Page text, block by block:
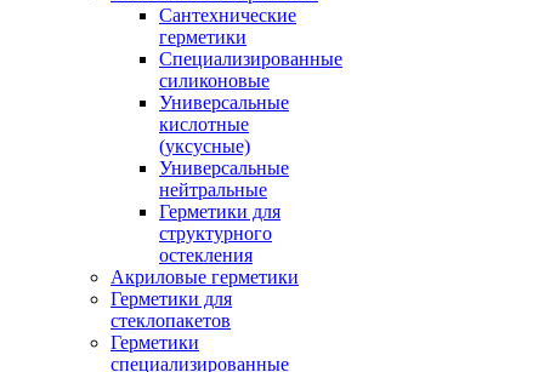
Сантехнические
герметики
Специализированные
силиконовые
Универсальные
кислотные
(уксусные)
Универсальные
нейтральные
Герметики для
структурного
остекления
Акриловые герметики
Герметики для
стеклопакетов
Герметики
специализированные